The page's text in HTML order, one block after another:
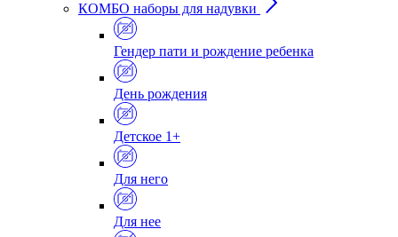
КОМБО наборы для надувки
Гендер пати и рождение ребенка
День рождения
Детское 1+
Для него
Для нее